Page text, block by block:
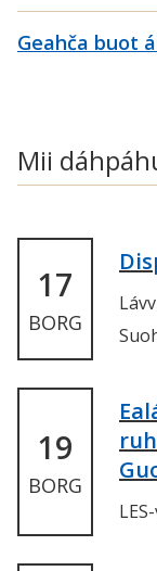
Geahča buot
Mii
17
BORG
19
BORG